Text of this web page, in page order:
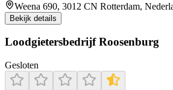
Weena 690, 3012 CN Rotterdam,
Bekijk details
Loodgietersbedrijf Roosenburg
Gesloten